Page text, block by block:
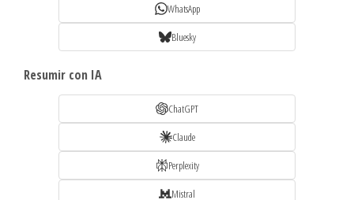
WhatsApp
Bluesky
Resumir con IA
ChatGPT
Claude
Perplexity
Mistral